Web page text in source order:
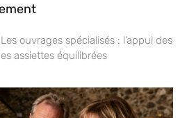
ouvrages spécialisés : l’appui des
assiettes équilibrées